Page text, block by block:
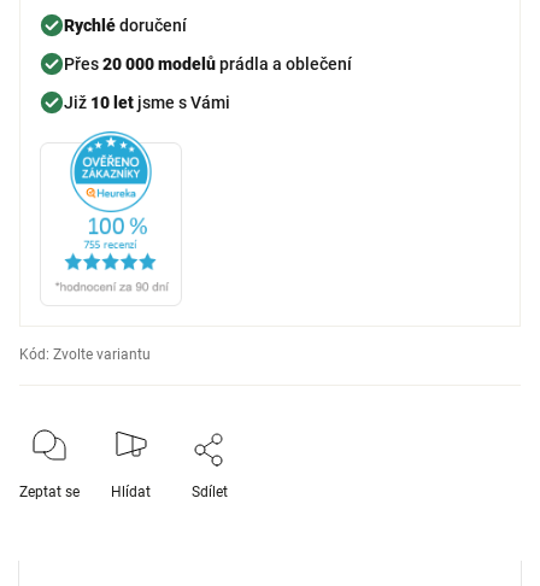
Rychlédoručení
Přes20 000 modelůprádla a oblečení
Již 10 let jsme s Vámi
Kód: Zvolte variantu
Zeptat se Hlídat Sdílet